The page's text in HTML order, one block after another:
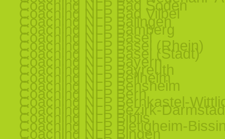
Coaching NLP Bad Soden
Coaching NLP Bad Vilbel
Coaching NLP Balingen
Coaching NLP Bamberg
Coaching NLP Basel
Coaching NLP Basel (Rhein)
Coaching NLP Basel (Stadt)
Coaching NLP Bayern
Coaching NLP Bayreuth
Coaching NLP Bellheim
Coaching NLP Bensheim
Coaching NLP Bern
Coaching NLP Bernkastel-
Coaching NLP Bezirk-
Coaching NLP Biblis
Coaching NLP Bietigheim-
Coaching NLP Bingen